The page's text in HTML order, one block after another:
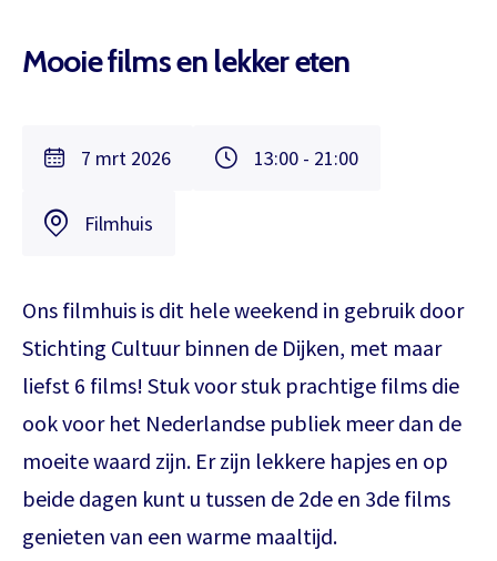
Mooie films en lekker eten
7 mrt 2026 13:00 - 21:00
Filmhuis
Ons filmhuis is dit hele weekend in gebruik door
Stichting Cultuur binnen de Dijken, met maar
liefst 6 films! Stuk voor stuk prachtige films die
ook voor het Nederlandse publiek meer dan de
moeite waard zijn. Er zijn lekkere hapjes en op
beide dagen kunt u tussen de 2de en 3de films
genieten van een warme maaltijd.